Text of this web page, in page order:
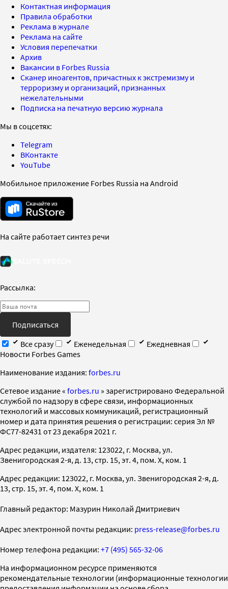
Контактная информация
Правила обработки
Реклама в журнале
Реклама на сайте
Условия перепечатки
Архив
Вакансии в Forbes Russia
Сканер иноагентов, причастных к экстремизму и
терроризму и организаций, признанных
нежелательными
Подписка на печатную версию журнала
Мы в соцсетях:
Telegram
ВКонтакте
YouTube
Мобильное приложение Forbes Russia на Android
На сайте работает синтез речи
Рассылка:
Подписаться
Все сразу
Еженедельная
Ежедневная
Новости Forbes Games
Наименование издания: forbes.ru
Cетевое издание « forbes.ru » зарегистрировано Федеральной
службой по надзору в сфере связи, информационных
технологий и массовых коммуникаций, регистрационный
номер и дата принятия решения о регистрации: серия Эл №
ФС77-82431 от 23 декабря 2021 г.
Адрес редакции, издателя: 123022, г. Москва, ул.
Звенигородская 2-я, д. 13, стр. 15, эт. 4, пом. X, ком. 1
Адрес редакции: 123022, г. Москва, ул. Звенигородская 2-я, д.
13, стр. 15, эт. 4, пом. X, ком. 1
Главный редактор: Мазурин Николай Дмитриевич
Адрес электронной почты редакции: press-release@forbes.ru
Номер телефона редакции: +7 (495) 565-32-06
На информационном ресурсе применяются
рекомендательные технологии (информационные технологии